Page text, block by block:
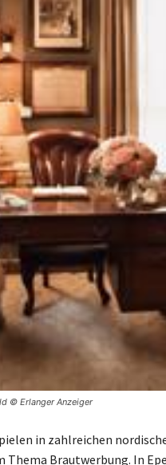
© Erlanger Anzeiger
in zahlreichen
Thema Brautwerbung. In